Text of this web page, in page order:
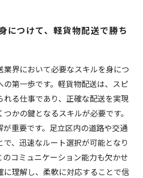
につけて、軽貨物配送で勝ち
業界において必要なスキルを身につ
の第一歩です。軽貨物配送は、スピ
れる仕事であり、正確な配送を実現
かの鍵となるスキルが必要です。
が重要です。足立区内の道路や交通
、迅速なルート選択が可能となり
のコミュニケーション能力も欠かせ
に理解し、柔軟に対応することで信